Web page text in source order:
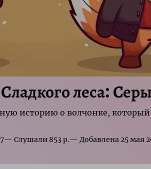
леса:
историю о волчонке, который
р.